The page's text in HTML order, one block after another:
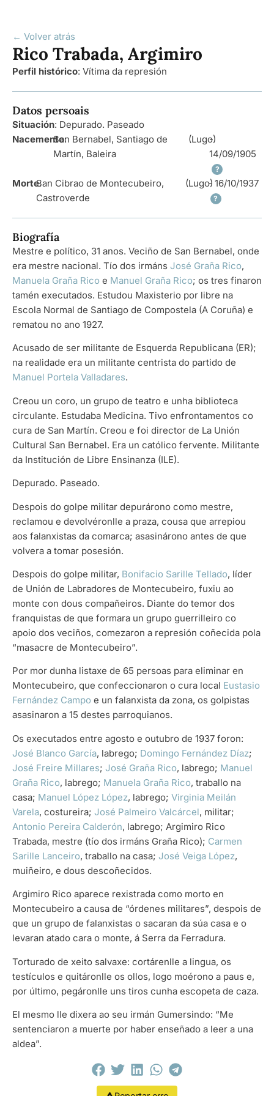
← Volver atrás
Rico Trabada, Argimiro
Perfil histórico: Vítima da represión
Datos persoais
Situación: Depurado. Paseado
Nacemento:
San Bernabel, Santiago de
Martín, Baleira
(Lugo)
-
14/09/1905
?
Morte:
San Cibrao de Montecubeiro,
Castroverde
(Lugo)- 16/10/1937
?
Biografía
Mestre e político, 31 anos. Veciño de San Bernabel, onde
era mestre nacional. Tío dos irmáns José Graña Rico,
Manuela Graña Rico e Manuel Graña Rico; os tres finaron
tamén executados. Estudou Maxisterio por libre na
Escola Normal de Santiago de Compostela (A Coruña) e
rematou no ano 1927.
Acusado de ser militante de Esquerda Republicana (ER);
na realidade era un militante centrista do partido de
Manuel Portela Valladares.
Creou un coro, un grupo de teatro e unha biblioteca
circulante. Estudaba Medicina. Tivo enfrontamentos co
cura de San Martín. Creou e foi director de La Unión
Cultural San Bernabel. Era un católico fervente. Militante
da Institución de Libre Ensinanza (ILE).
Depurado. Paseado.
Despois do golpe militar depurárono como mestre,
reclamou e devolvéronlle a praza, cousa que arrepiou
aos falanxistas da comarca; asasinárono antes de que
volvera a tomar posesión.
Despois do golpe militar, Bonifacio Sarille Tellado, líder
de Unión de Labradores de Montecubeiro, fuxiu ao
monte con dous compañeiros. Diante do temor dos
franquistas de que formara un grupo guerrilleiro co
apoio dos veciños, comezaron a represión coñecida pola
“masacre de Montecubeiro”.
Por mor dunha listaxe de 65 persoas para eliminar en
Montecubeiro, que confeccionaron o cura local Eustasio
Fernández Campo e un falanxista da zona, os golpistas
asasinaron a 15 destes parroquianos.
Os executados entre agosto e outubro de 1937 foron:
José Blanco García, labrego; Domingo Fernández Díaz;
José Freire Millares; José Graña Rico, labrego; Manuel
Graña Rico, labrego; Manuela Graña Rico, traballo na
casa; Manuel López López, labrego; Virginia Meilán
Varela, costureira; José Palmeiro Valcárcel, militar;
Antonio Pereira Calderón, labrego; Argimiro Rico
Trabada, mestre (tío dos irmáns Graña Rico); Carmen
Sarille Lanceiro, traballo na casa; José Veiga López,
muiñeiro, e dous descoñecidos.
Argimiro Rico aparece rexistrada como morto en
Montecubeiro a causa de “órdenes militares”, despois de
que un grupo de falanxistas o sacaran da súa casa e o
levaran atado cara o monte, á Serra da Ferradura.
Torturado de xeito salvaxe: cortárenlle a lingua, os
testículos e quitáronlle os ollos, logo moérono a paus e,
por último, pegáronlle uns tiros cunha escopeta de caza.
El mesmo lle dixera ao seu irmán Gumersindo: “Me
sentenciaron a muerte por haber enseñado a leer a una
aldea”.